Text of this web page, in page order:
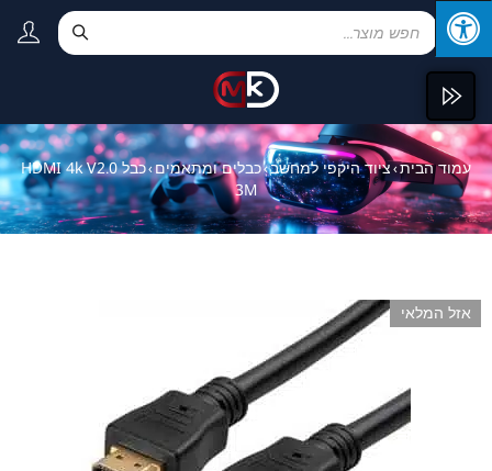
עמוד הבית›ציוד היקפי למחשב›כבלים ומתאמים›
כבל HDMI 4k V2.0
3M
אזל המלאי